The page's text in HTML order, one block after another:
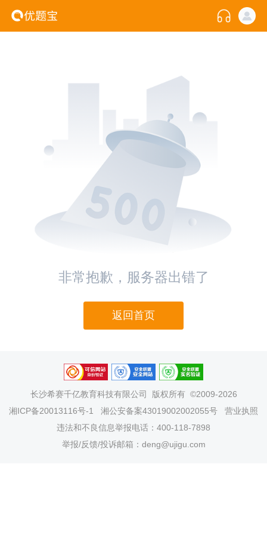
非常抱歉，服务器出错了
返回首页
长沙希赛千亿教育科技有限公司
版权所有 ©2009-2026
湘ICP备20013116号-1
湘公安备案43019002002055号
营业执照
违法和不良信息举报电话：400-118-7898
举报/反馈/投诉邮箱：deng@ujigu.com